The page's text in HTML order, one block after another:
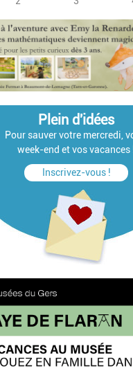
Plein d'idées
Pour sauver votre mercredi,
week-end et vos vacances
Inscrivez-vous !